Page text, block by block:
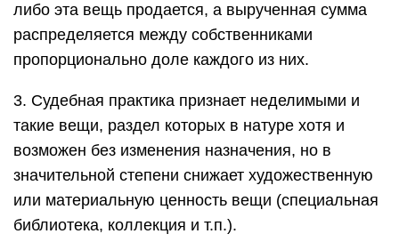
либо эта вещь продается, а вырученная сумма
распределяется между собственниками
пропорционально доле каждого из них.
3. Судебная практика признает неделимыми и
такие вещи, раздел которых в натуре хотя и
возможен без изменения назначения, но в
значительной степени снижает художественную
или материальную ценность вещи (специальная
библиотека, коллекция и т.п.).